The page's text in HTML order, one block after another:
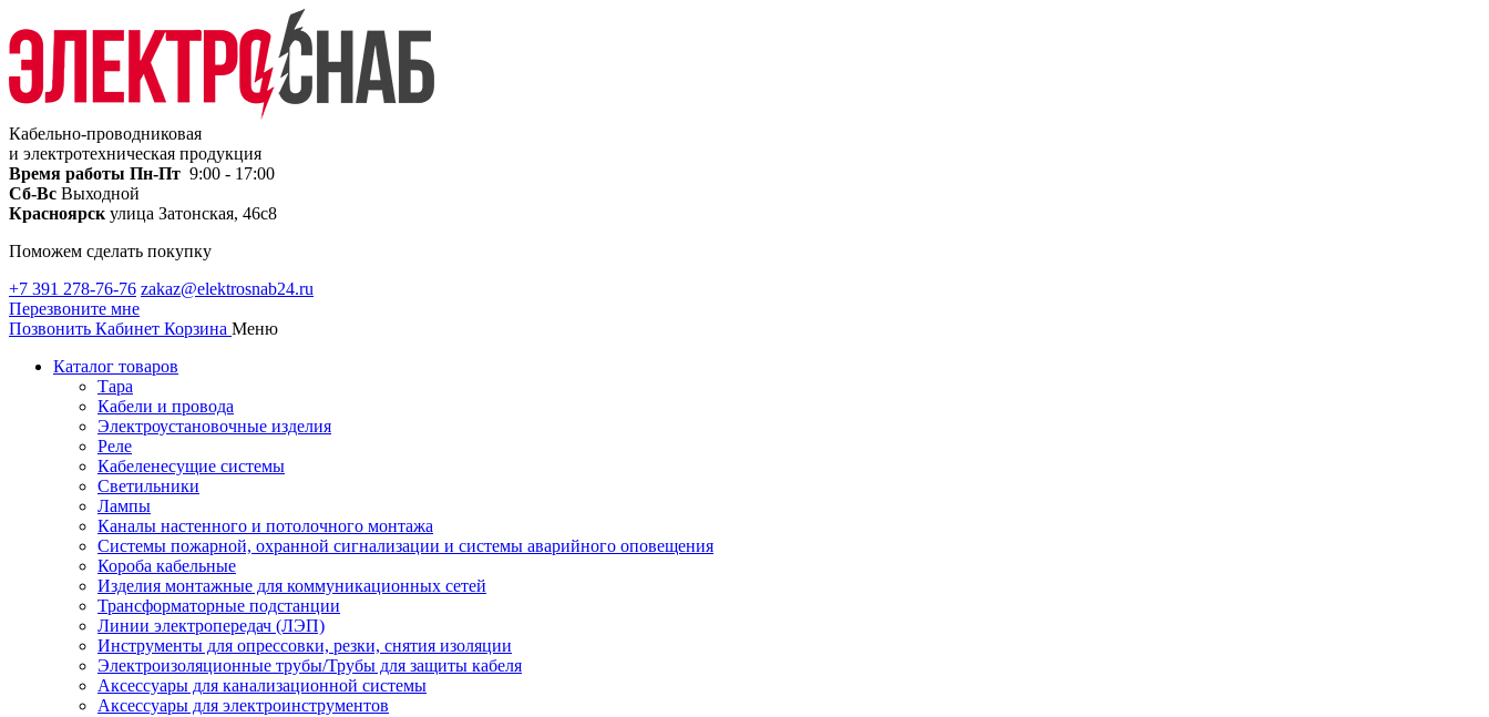
Кабельно-проводниковая
и электротехническая продукция
Время работы Пн-Пт 9:00 - 17:00
Сб-Вс Выходной
Красноярск улица Затонская, 46с8
Поможем сделать покупку
+7 391 278-76-76 zakaz@elektrosnab24.ru
Перезвоните мне
Позвонить Кабинет Корзина Меню
Каталог товаров
Тара
Кабели и провода
Электроустановочные изделия
Реле
Кабеленесущие системы
Светильники
Лампы
Каналы настенного и потолочного монтажа
Системы пожарной, охранной сигнализации и системы аварийного оповещения
Короба кабельные
Изделия монтажные для коммуникационных сетей
Трансформаторные подстанции
Линии электропередач (ЛЭП)
Инструменты для опрессовки, резки, снятия изоляции
Электроизоляционные трубы/Трубы для защиты кабеля
Аксессуары для канализационной системы
Аксессуары для электроинструментов